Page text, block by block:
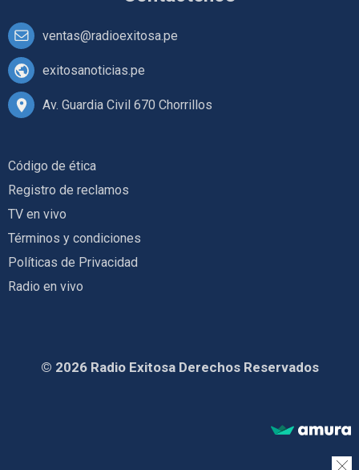
ventas@radioexitosa.pe
exitosanoticias.pe
Av. Guardia Civil 670 Chorrillos
Código de ética
Registro de reclamos
TV en vivo
Términos y condiciones
Políticas de Privacidad
Radio en vivo
© 2026 Radio Exitosa Derechos Reservados